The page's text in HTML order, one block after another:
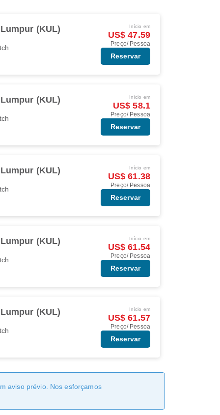
(KUL) Início em
US$ 47.59
Preço/ Pessoa
Reservar
(KUL) Início em
US$ 58.1
Preço/ Pessoa
Reservar
(KUL) Início em
US$ 61.38
Preço/ Pessoa
Reservar
(KUL) Início em
US$ 61.54
Preço/ Pessoa
Reservar
(KUL) Início em
US$ 61.57
Preço/ Pessoa
Reservar
aviso prévio. Nos esforçamos